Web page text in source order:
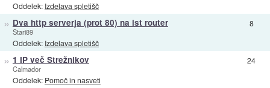
Oddelek: Izdelava spletišč
» Dva http serverja (prot 80) na ist router
Stari89
Oddelek: Izdelava spletišč
8
» 1 IP več Strežnikov
Calmador
Oddelek: Pomoč in nasveti
24